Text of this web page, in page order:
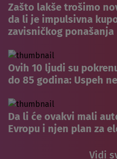
Zašto lakše trošimo
da li je impulsivna
zavisničkog ponašanja
Ovih 10 ljudi su
do 85 godina: Uspeh
Da li će ovakvi mali
Evropu i njen plan za
Vidi